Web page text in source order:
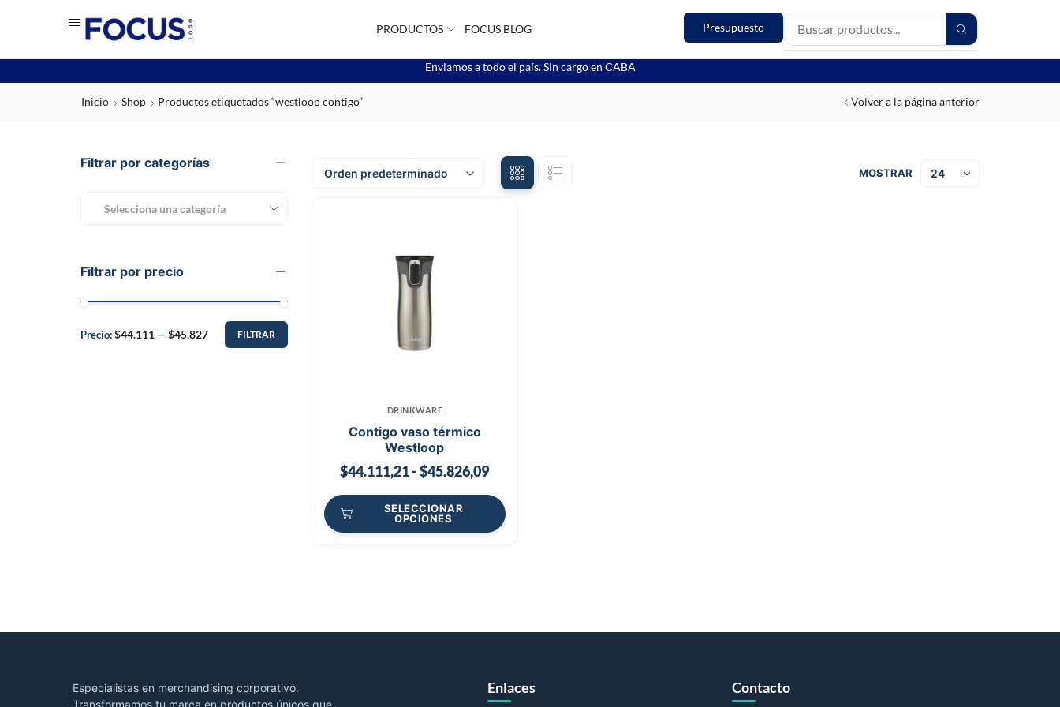
PRODUCTOS FOCUS BLOG Presupuesto
Enviamos a todo el país. Sin cargo en CABA
Inicio Shop Productos etiquetados “westloop contigo” Volver a la página anterior
Filtrar por categorías
Selecciona una categoría
Filtrar por precio
FILTRAR
Precio:$44.111 — $45.827
MOSTRAR
DRINKWARE
Contigo vaso térmico
Westloop
$44.111,21-$45.826,09
SELECCIONAR
OPCIONES
Especialistas en merchandising corporativo.
Transformamos tu marca en productos únicos que
Enlaces Contacto